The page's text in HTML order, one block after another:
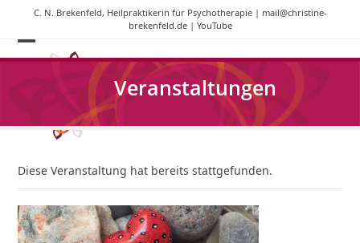
content
C. N. Brekenfeld, Heilpraktikerin für Psychotherapie | mail@christine-
brekenfeld.de| YouTube
Open
mobile
Close
mobile
Veranstaltungen
Diese Veranstaltung hat bereits stattgefunden.